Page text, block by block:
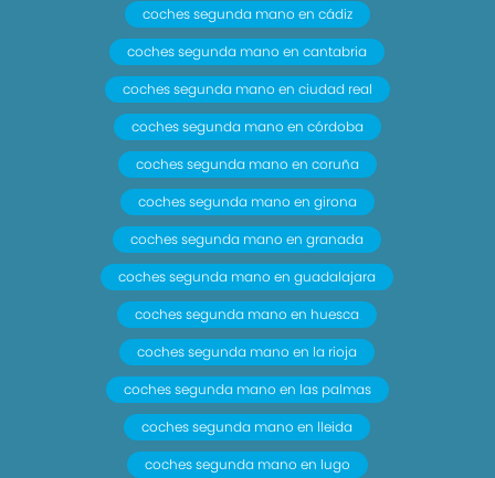
coches segunda mano en cádiz
coches segunda mano en cantabria
coches segunda mano en ciudad real
coches segunda mano en córdoba
coches segunda mano en coruña
coches segunda mano en girona
coches segunda mano en granada
coches segunda mano en guadalajara
coches segunda mano en huesca
coches segunda mano en la rioja
coches segunda mano en las palmas
coches segunda mano en lleida
coches segunda mano en lugo